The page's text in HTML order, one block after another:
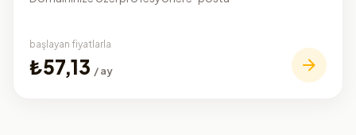
başlayan fiyatlarla
₺57,13 / ay